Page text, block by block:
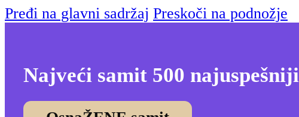
Pređi na glavni sadržaj Preskoči na podnožje
Najveći samit 500